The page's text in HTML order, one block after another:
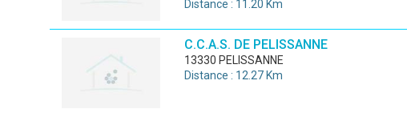
Distance : 11.20 Km
C.C.A.S. DE PELISSANNE
13330 PELISSANNE
Distance : 12.27 Km